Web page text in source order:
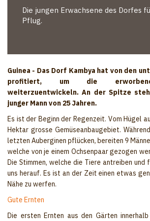
Die jungen Erwachsene des Dorfes
Pflug.
Guinea - Das Dorf Kambya hat von den
profitiert, um die
weiterzuentwickeln. An der Spitze
junger Mann von 25 Jahren.
Es ist der Beginn der Regenzeit. Vom Hügel
Hektar grosse Gemüseanbaugebiet.
letzten Auberginen pflücken, bereiten 9
welche von je einem Ochsenpaar gezogen
Die Stimmen, welche die Tiere antreiben und
uns herauf. Es ist an der Zeit einen etwas
Nähe zu werfen.
Gute Ernten
Die ersten Ernten aus den Gärten